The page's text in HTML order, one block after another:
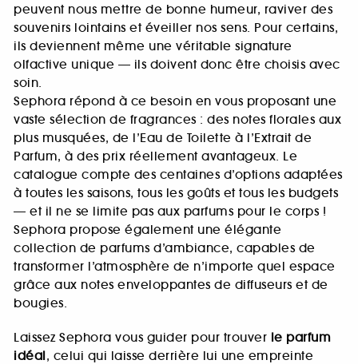
peuvent nous mettre de bonne humeur, raviver des
souvenirs lointains et éveiller nos sens. Pour certains,
ils deviennent même une véritable signature
olfactive unique — ils doivent donc être choisis avec
soin.
Sephora répond à ce besoin en vous proposant une
vaste sélection de fragrances : des notes florales aux
plus musquées, de l’Eau de Toilette à l’Extrait de
Parfum, à des prix réellement avantageux. Le
catalogue compte des centaines d’options adaptées
à toutes les saisons, tous les goûts et tous les budgets
— et il ne se limite pas aux parfums pour le corps !
Sephora propose également une élégante
collection de parfums d’ambiance, capables de
transformer l’atmosphère de n’importe quel espace
grâce aux notes enveloppantes de diffuseurs et de
bougies.
Laissez Sephora vous guider pour trouver le parfum
idéal, celui qui laisse derrière lui une empreinte